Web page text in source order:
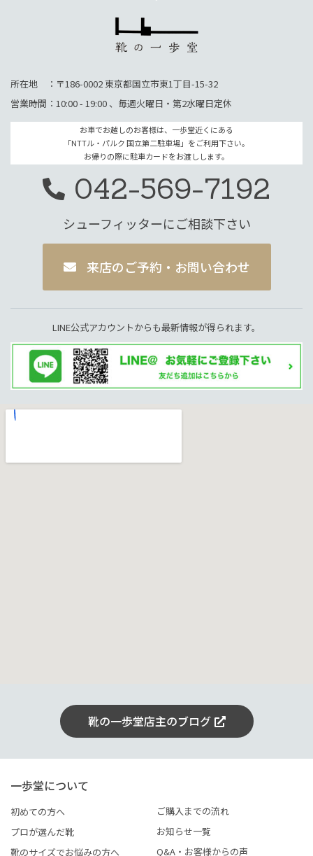
所在地 ：〒186-0002 東京都国立市東1丁目-15-32
営業時間：10:00 - 19:00 、毎週火曜日・第2水曜日定休
お車でお越しのお客様は、一歩堂近くにある
「NTTル・パルク 国立第二駐車場」をご利用下さい。
お帰りの際に駐車カードをお渡しします。
042-569-7192
シューフィッターにご相談下さい
来店のご予約・お問い合わせ
LINE公式アカウントからも最新情報が得られます。
靴の一歩堂店主のブログ
一歩堂について
初めての方へ
プロが選んだ靴
靴のサイズでお悩みの方へ
ご購入までの流れ
お知らせ一覧
Q&A・お客様からの声